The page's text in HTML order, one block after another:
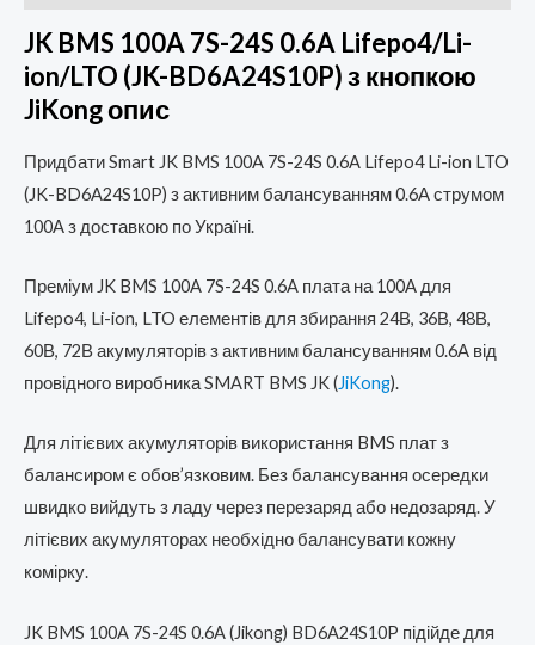
JK BMS 100A 7S-24S 0.6A Lifepo4/Li-
ion/LTO (JK-BD6A24S10P) з кнопкою
JiKong опис
Придбати Smart JK BMS 100A 7S-24S 0.6A Lifepo4 Li-ion LTO
(JK-BD6A24S10P) з активним балансуванням 0.6А струмом
100А з доставкою по Україні.
Преміум JK BMS 100A 7S-24S 0.6A плата на 100А для
Lifepo4, Li-ion, LTO елементів для збирання 24В, 36В, 48В,
60В, 72В акумуляторів з активним балансуванням 0.6А від
провідного виробника SMART BMS JK (JiKong).
Для літієвих акумуляторів використання BMS плат з
балансиром є обов’язковим. Без балансування осередки
швидко вийдуть з ладу через перезаряд або недозаряд. У
літієвих акумуляторах необхідно балансувати кожну
комірку.
JK BMS 100A 7S-24S 0.6A (Jikong) BD6A24S10P підійде для